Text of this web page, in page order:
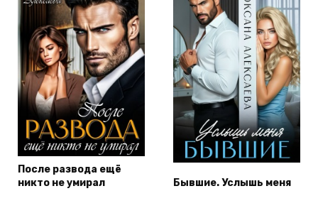
После развода ещё
никто не умирал
Бывшие. Услышь меня